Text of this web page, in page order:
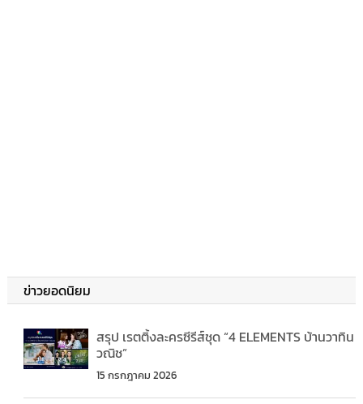
ข่าวยอดนิยม
สรุป เรตติ้งละครซีรีส์ชุด “4 ELEMENTS บ้านวาทิน
วณิช”
15 กรกฎาคม 2026